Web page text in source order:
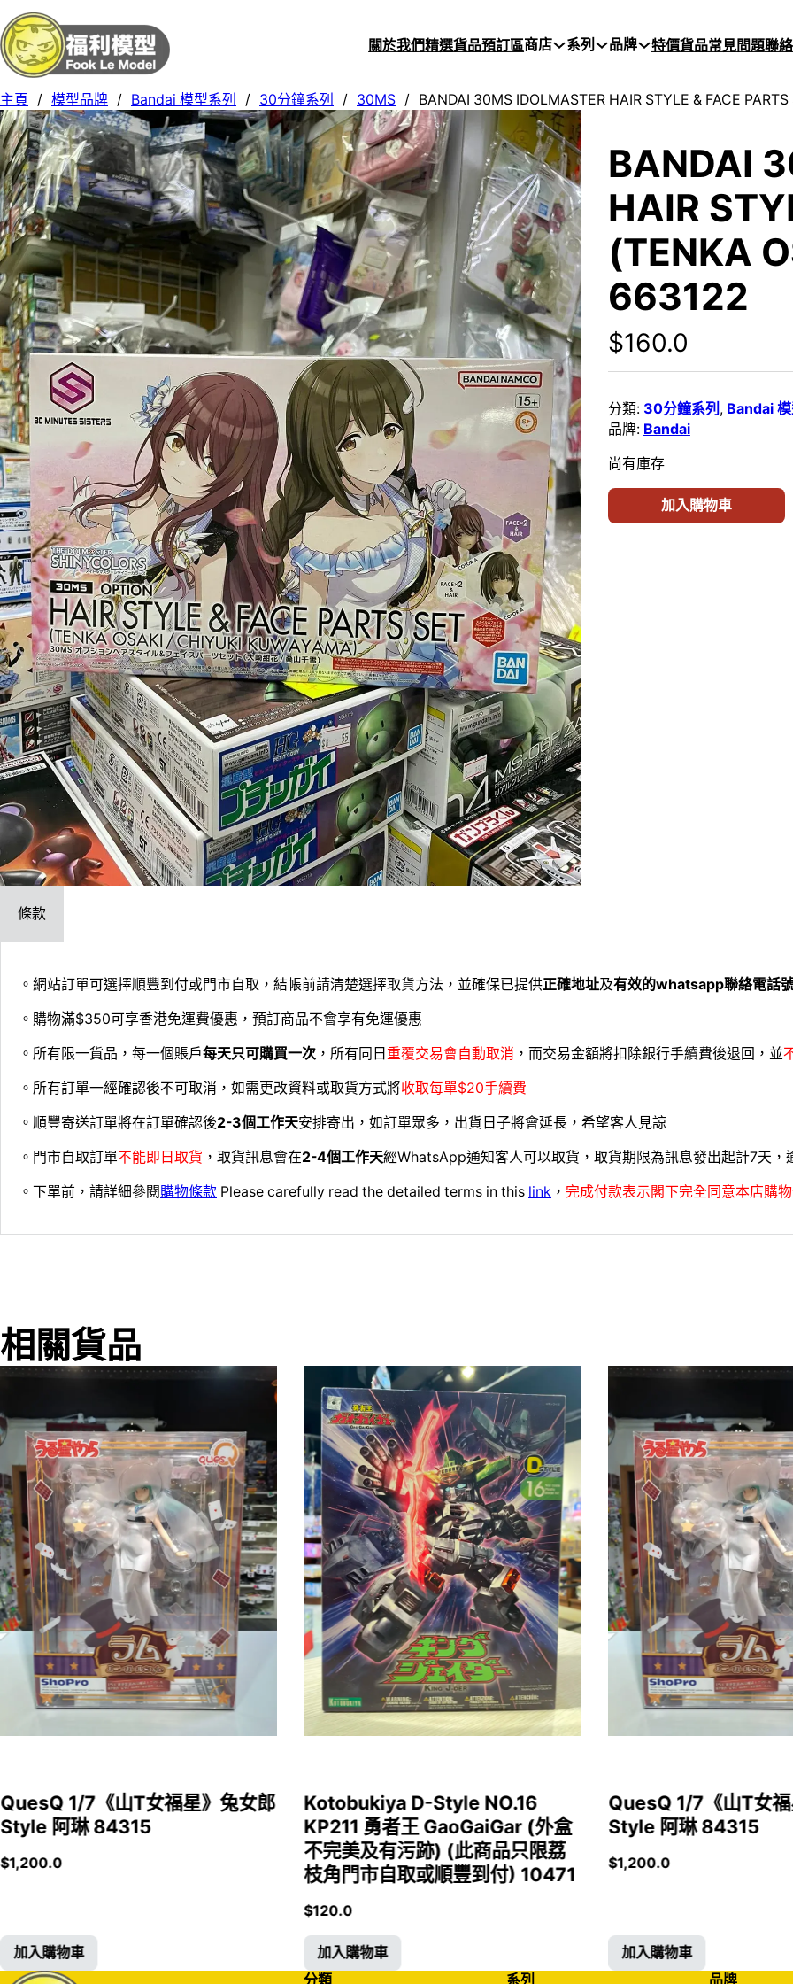
關於我們精選貨品預訂區商店 系列 品牌 特價貨品常見問題聯
主頁 / 模型品牌 / Bandai 模型系列 / 30分鐘系列 / 30MS / BANDAI 30MS IDOLMASTER HAIR STYLE & FACE
BANDAI
HAIR
(TENKA
663122
$160.0
分類: 30分鐘系列 , Bandai
品牌: Bandai
尚有庫存
加入購物車
條款
。網站訂單可選擇順豐到付或門市自取，結帳前請清楚選擇取貨方法，並確保已提供正確地址及有效的whatsapp聯絡電話
。購物滿$350可享香港免運費優惠，預訂商品不會享有免運優惠
。所有限一貨品，每一個賬戶每天只可購買一次 ，所有同日 重覆交易會自動取消 ，而交易金額將扣除銀行手續費後退回，並
。所有訂單一經確認後不可取消，如需更改資料或取貨方式將收取每單$20手續費
。順豐寄送訂單將在訂單確認後2-3個工作天安排寄出，如訂單眾多，出貨日子將會延長，希望客人見諒
。門市自取訂單不能即日取貨 ，取貨訊息會在2-4個工作天經WhatsApp通知客人可以取貨，取貨期限為訊息發出起計7天，
。下單前，請詳細參閱購物條款 Please carefully read the detailed terms in this link ， 完成付款表示閣下完全同意本店購
相關貨品
QuesQ 1/7《山T女福星》兔女郎
Style 阿琳 84315
$1,200.0
加入購物車
Kotobukiya D-Style NO.16
KP211 勇者王 GaoGaiGar (外盒
不完美及有污跡) (此商品只限荔
枝角門市自取或順豐到付) 10471
$120.0
加入購物車
QuesQ 1/7《山T女
Style 阿琳 84315
$1,200.0
加入購物車
分類
系列 品牌